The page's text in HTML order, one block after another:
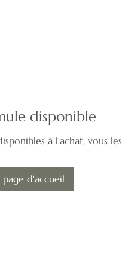
disponible
à l'achat, vous
d'accueil